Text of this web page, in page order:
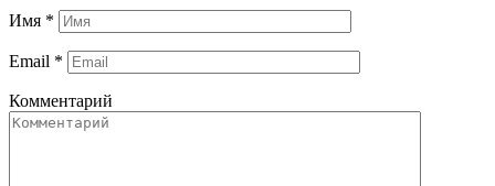
Имя *
Email *
Комментарий